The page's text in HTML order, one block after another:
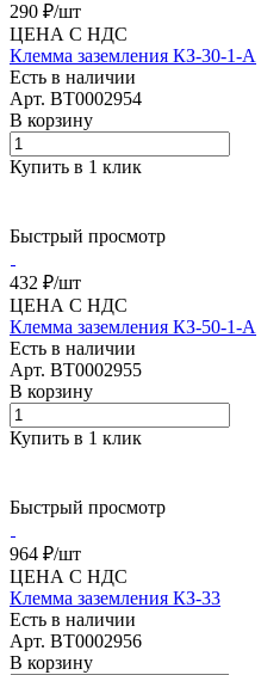
290 ₽/шт
ЦЕНА С НДС
Клемма заземления КЗ-30-1-А
Есть в наличии
Арт. BT0002954
В корзину
Купить в 1 клик
Быстрый просмотр
432 ₽/шт
ЦЕНА С НДС
Клемма заземления КЗ-50-1-А
Есть в наличии
Арт. BT0002955
В корзину
Купить в 1 клик
Быстрый просмотр
964 ₽/шт
ЦЕНА С НДС
Клемма заземления КЗ-33
Есть в наличии
Арт. BT0002956
В корзину